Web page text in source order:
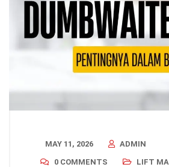
MAY 11, 2026
ADMIN
0 COMMENTS
LIFT